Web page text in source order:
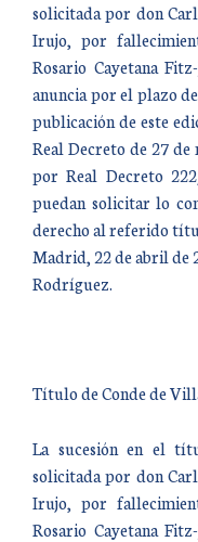
solicitada por don
Irujo, por
Rosario Cayetana
anuncia por el plazo
publicación de este
Real Decreto de 27 de
por Real Decreto
puedan solicitar lo
derecho al referido
Madrid, 22 de abril de
Rodríguez.
Título de Conde de
La sucesión en el
solicitada por don
Irujo, por
Rosario Cayetana